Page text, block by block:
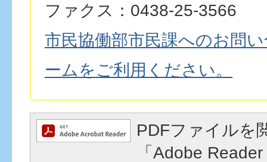
ファクス：0438-25-3566
市民協働部市民課へのお問
ームをご利用ください。
PDFファイルを
「Adobe